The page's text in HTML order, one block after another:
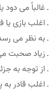
ـ غالباً می دود
ـ اغلب بازی
ـ به نظر می
ـ زیاد صحبت
ـ از توجه به
ـ اغلب قادر